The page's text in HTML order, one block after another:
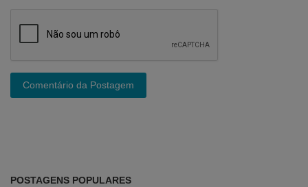
Comentário da Postagem
POSTAGENS POPULARES